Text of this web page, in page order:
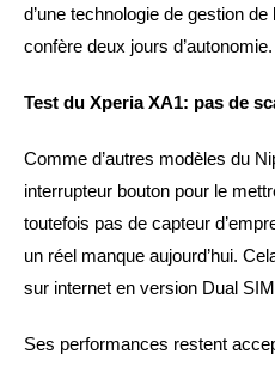
d’une technologie de gestion
confère deux jours d’autonomie.
Test du Xperia XA1: pas de
Comme d’autres modèles du
interrupteur bouton pour le
toutefois pas de capteur
un réel manque aujourd’hui.
sur internet en version Dual
Ses performances restent